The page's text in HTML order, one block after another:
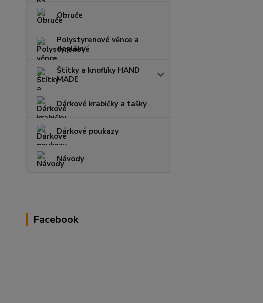
Obruče
Polystyrenové věnce a
doplňky
Štítky a knoflíky HAND
MADE
Dárkové krabičky a tašky
Dárkové poukazy
Návody
Facebook